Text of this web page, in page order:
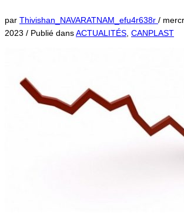
par Thivishan_NAVARATNAM_efu4r638r /
2023 / Publié dansACTUALITÉS CANPLAST